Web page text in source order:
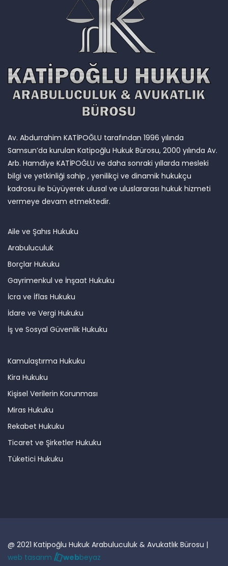
Av. Abdurrahim KATİPOĞLU tarafından 1996 yılında
Samsun’da kurulan Katipoğlu Hukuk Bürosu, 2000 yılında Av.
Arb. Hamdiye KATİPOĞLU ve daha sonraki yıllarda mesleki
bilgi ve yetkinliği sahip , yenilikçi ve dinamik hukukçu
kadrosu ile büyüyerek ulusal ve uluslararası hukuk hizmeti
vermeye devam etmektedir.
Aile ve Şahıs Hukuku
Arabuluculuk
Borçlar Hukuku
Gayrimenkul ve İnşaat Hukuku
İcra ve İflas Hukuku
İdare ve Vergi Hukuku
İş ve Sosyal Güvenlik Hukuku
Kamulaştırma Hukuku
Kira Hukuku
Kişisel Verilerin Korunması
Miras Hukuku
Rekabet Hukuku
Ticaret ve Şirketler Hukuku
Tüketici Hukuku
@ 2021 Katipoğlu Hukuk Arabuluculuk & Avukatlık Bürosu |
web tasarım
webbeyaz